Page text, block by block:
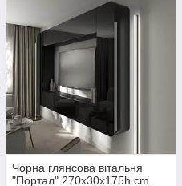
Чорна глянсова вітальня
"Портал" 270х30х175h cm.